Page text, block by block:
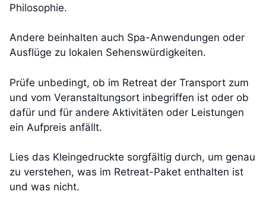
Philosophie.
Andere beinhalten auch Spa-Anwendungen oder
Ausflüge zu lokalen Sehenswürdigkeiten.
Prüfe unbedingt, ob im Retreat der Transport zum
und vom Veranstaltungsort inbegriffen ist oder ob
dafür und für andere Aktivitäten oder Leistungen
ein Aufpreis anfällt.
Lies das Kleingedruckte sorgfältig durch, um genau
zu verstehen, was im Retreat-Paket enthalten ist
und was nicht.